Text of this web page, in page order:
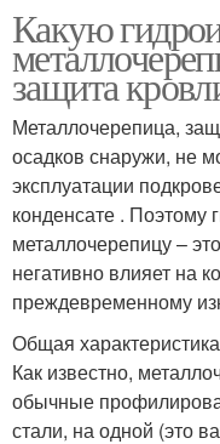
Какую
защита
Металлочерепица,
осадков снаружи, не
эксплуатации
конденсате . Поэтому
металлочерепицу –
негативно влияет на
преждевременному
Общая
Как известно,
обычные
стали, на одной (это